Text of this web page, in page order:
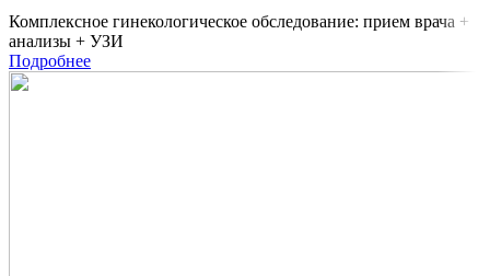
Комплексное гинекологическое обследование: прием врача +
анализы + УЗИ
Подробнее